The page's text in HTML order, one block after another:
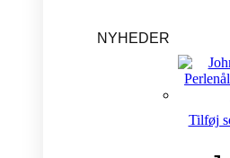
NYHEDER
Tilføj